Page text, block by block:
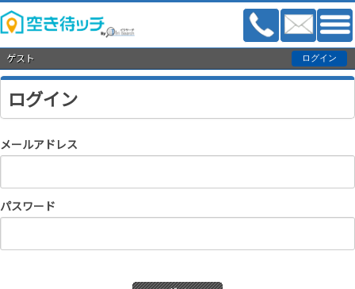
ゲスト
ログイン
メールアドレス
パスワード